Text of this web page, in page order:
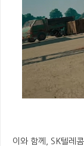
이와 함께, SK텔레